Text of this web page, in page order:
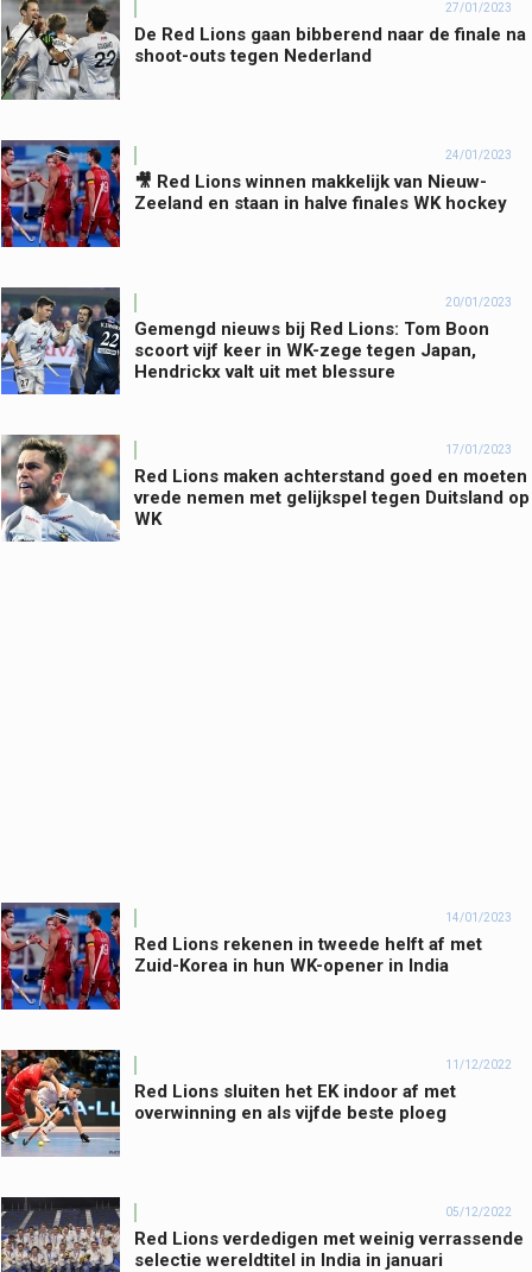
27/01/2023
De Red Lions gaan bibberend naar de finale na
shoot-outs tegen Nederland
24/01/2023
🎥 Red Lions winnen makkelijk van Nieuw-
Zeeland en staan in halve finales WK hockey
20/01/2023
Gemengd nieuws bij Red Lions: Tom Boon
scoort vijf keer in WK-zege tegen Japan,
Hendrickx valt uit met blessure
17/01/2023
Red Lions maken achterstand goed en moeten
vrede nemen met gelijkspel tegen Duitsland op
WK
14/01/2023
Red Lions rekenen in tweede helft af met
Zuid-Korea in hun WK-opener in India
11/12/2022
Red Lions sluiten het EK indoor af met
overwinning en als vijfde beste ploeg
05/12/2022
Red Lions verdedigen met weinig verrassende
selectie wereldtitel in India in januari